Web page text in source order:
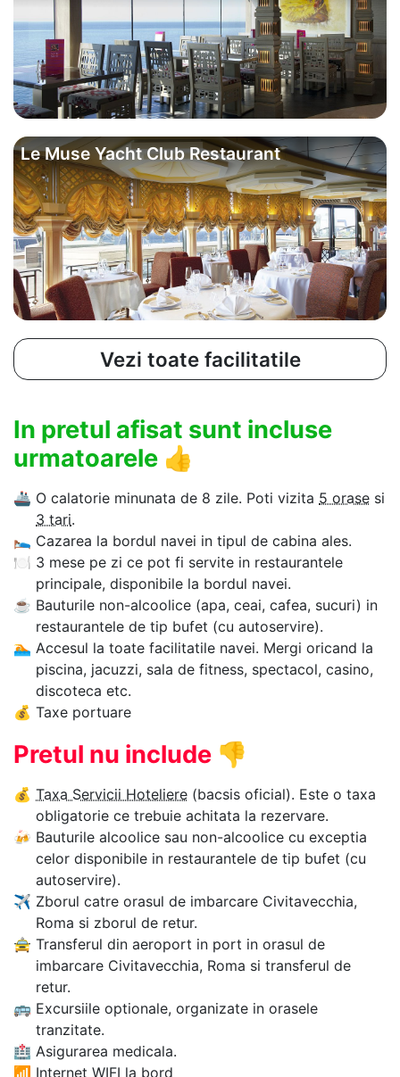
Le Muse Yacht Club Restaurant
Vezi toate facilitatile
In pretul afisat sunt incluse
urmatoarele 👍
🚢 O calatorie minunata de 8 zile. Poti vizita 5 orase si
3 tari.
🛌 Cazarea la bordul navei in tipul de cabina ales.
🍽 3 mese pe zi ce pot fi servite in restaurantele
principale, disponibile la bordul navei.
☕ Bauturile non-alcoolice (apa, ceai, cafea, sucuri) in
restaurantele de tip bufet (cu autoservire).
🏊‍ Accesul la toate facilitatile navei. Mergi oricand la
piscina, jacuzzi, sala de fitness, spectacol, casino,
discoteca etc.
💰 Taxe portuare
Pretul nu include 👎
💰 Taxa Servicii Hoteliere (bacsis oficial). Este o taxa
obligatorie ce trebuie achitata la rezervare.
🍻 Bauturile alcoolice sau non-alcoolice cu exceptia
celor disponibile in restaurantele de tip bufet (cu
autoservire).
✈ Zborul catre orasul de imbarcare Civitavecchia,
Roma si zborul de retur.
🚖 Transferul din aeroport in port in orasul de
imbarcare Civitavecchia, Roma si transferul de
retur.
🚌 Excursiile optionale, organizate in orasele
tranzitate.
🏥 Asigurarea medicala.
📶 Internet WIFI la bord